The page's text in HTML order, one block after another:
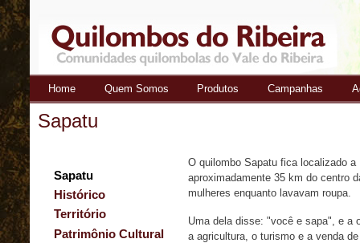
Quilombos
do Ribeira
Home Quem Somos Produtos Campanhas
Sapatu
Sapatu
Histórico
Território
Patrimônio Cultural
O quilombo Sapatu fica localizado a
aproximadamente 35 km do centro
mulheres enquanto lavavam roupa.
Uma dela disse: "você e sapa", e a
a agricultura, o turismo e a venda